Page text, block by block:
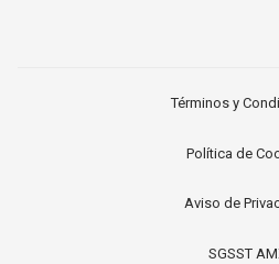
Términos y
Política de
Aviso de
SGSST